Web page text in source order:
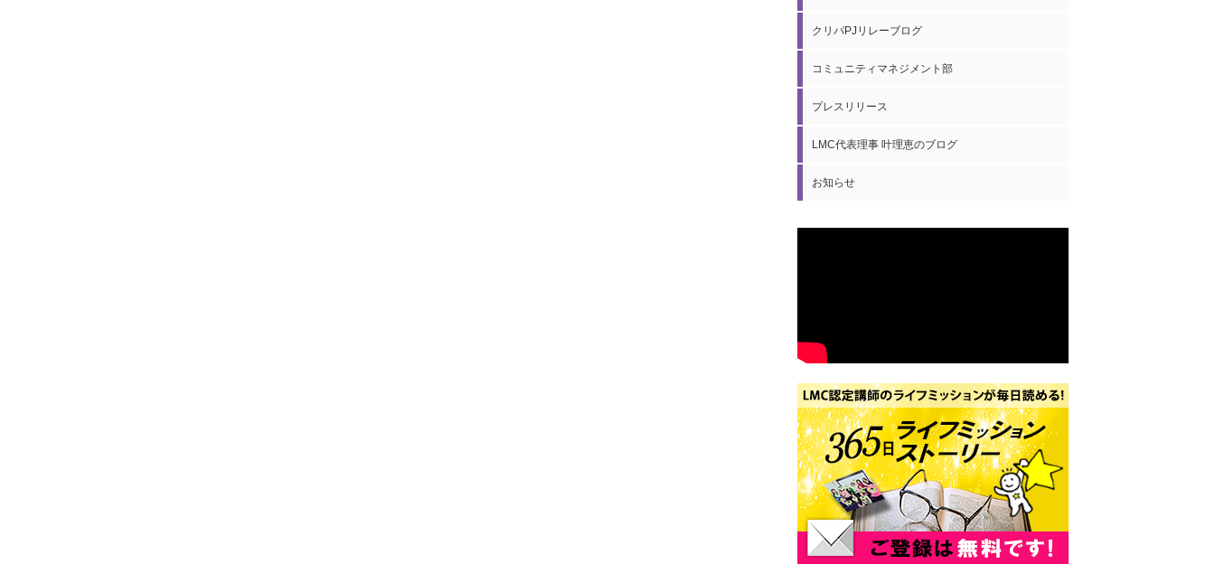
クリパPJリレーブログ
コミュニティマネジメント部
プレスリリース
LMC代表理事 叶理恵のブログ
お知らせ